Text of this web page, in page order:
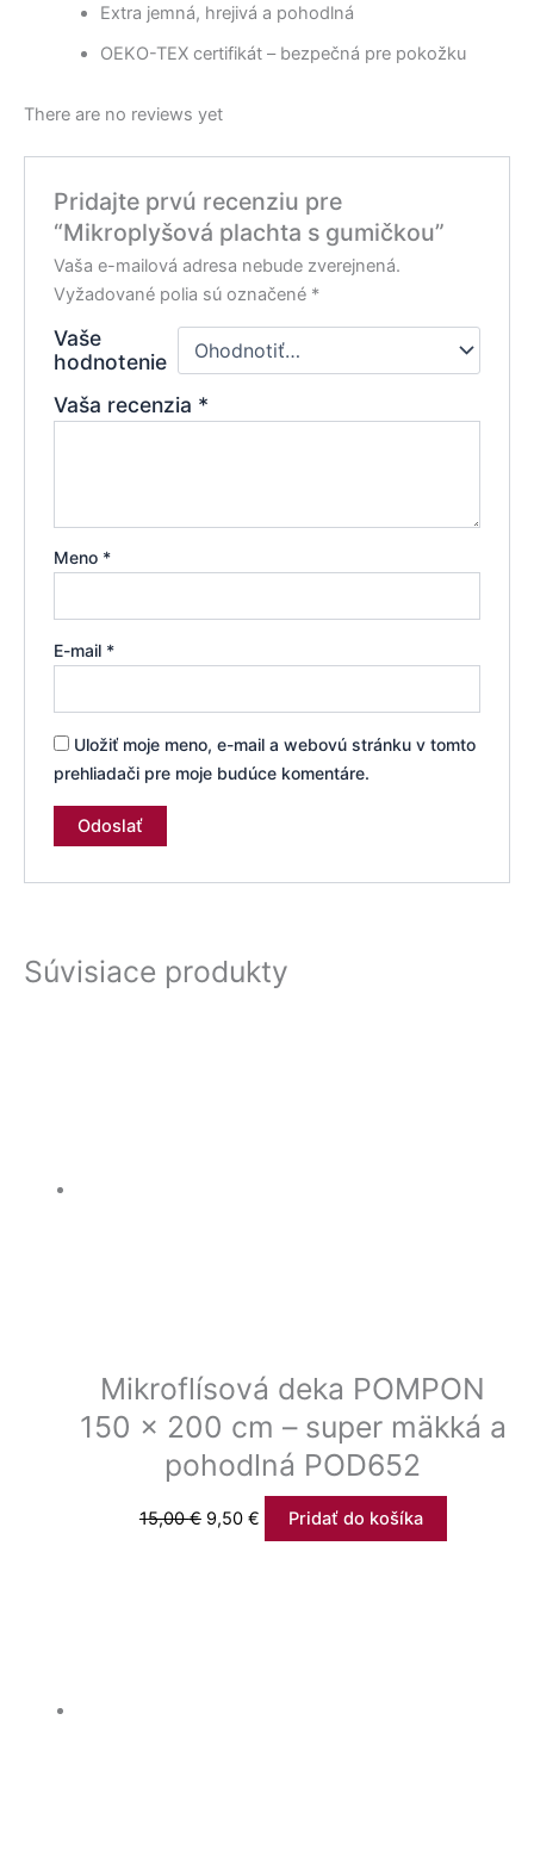
Extra jemná, hrejivá a pohodlná
OEKO-TEX certifikát – bezpečná pre pokožku
There are no reviews yet
Pridajte prvú recenziu pre
“Mikroplyšová plachta s gumičkou”
Vaša e-mailová adresa nebude zverejnená.
Vyžadované polia sú označené *
Vaše
hodnotenie
Vaša recenzia *
Meno *
E-mail *
Uložiť moje meno, e-mail a webovú stránku v tomto
prehliadači pre moje budúce komentáre.
Súvisiace produkty
Mikroflísová deka POMPON
150 x 200 cm – super mäkká a
pohodlná POD652
15,00€ 9,50 € Pridať do košíka